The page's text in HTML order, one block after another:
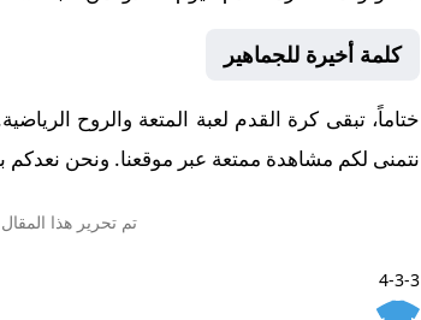
كلمة أخيرة للجماهير
ختاماً، تبقى كرة القدم لعبة المتعة والروح
نتمنى لكم مشاهدة ممتعة عبر موقعنا. ونحن نعدكم
تم تحرير هذا
4-3-3